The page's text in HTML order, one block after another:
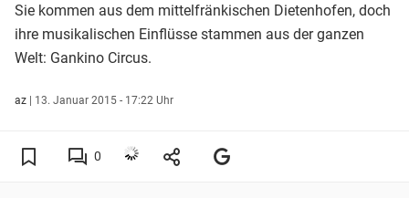
Sie kommen aus dem mittelfränkischen Dietenhofen, doch
ihre musikalischen Einflüsse stammen aus der ganzen
Welt: Gankino Circus.
az | 13. Januar 2015 - 17:22 Uhr
0